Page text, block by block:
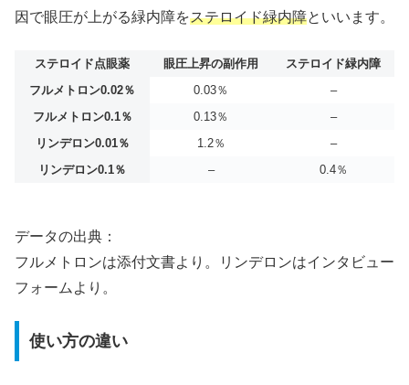
因で眼圧が上がる緑内障をステロイド緑内障といいます。
ステロイド点眼薬 眼圧上昇の副作用
ステロイド緑内障
フルメトロン0.02％
0.03％
–
フルメトロン0.1％
0.13％
–
リンデロン0.01％
1.2％
–
リンデロン0.1％
– 0.4％
データの出典：
フルメトロンは添付文書より。リンデロンはインタビュー
フォームより。
使い方の違い